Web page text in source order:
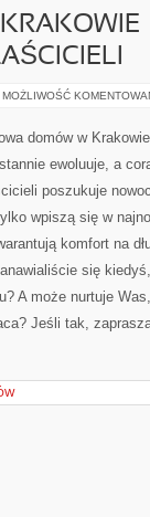
MOŻLIWOŚĆ
domów w
ewoluuje, a
poszukuje
wpiszą się w
komfort na
się
A może nurtuje
Jeśli tak,